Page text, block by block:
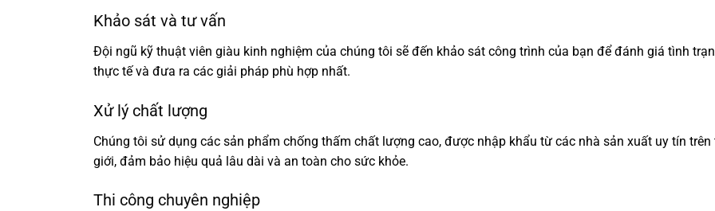
Khảo sát và tư vấn
Đội ngũ kỹ thuật viên giàu kinh nghiệm của chúng tôi sẽ đến khảo sát công trình của bạn để đánh giá tình
thực tế và đưa ra các giải pháp phù hợp nhất.
Xử lý chất lượng
Chúng tôi sử dụng các sản phẩm chống thấm chất lượng cao, được nhập khẩu từ các nhà sản xuất uy tín trên
giới, đảm bảo hiệu quả lâu dài và an toàn cho sức khỏe.
Thi công chuyên nghiệp